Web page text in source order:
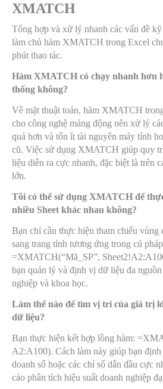
XMATCH
Tổng hợp và xử lý nhanh các vấn đề
làm chủ hàm XMATCH trong Excel
phút thao tác.
Hàm XMATCH có chạy nhanh hơn
thống không?
Về mặt thuật toán, hàm XMATCH
cho công nghệ mảng động nên xử lý
quả hơn và tốn ít tài nguyên máy tính
cũ. Việc sử dụng XMATCH giúp quy
liệu diễn ra cực nhanh, đặc biệt là trên
lớn.
Tôi có thể sử dụng XMATCH để
nhiều Sheet khác nhau không?
Bạn chỉ cần thực hiện tham chiếu vùng
sang trang tính tương ứng trong cú
=XMATCH(“Mã_SP”,
bạn quản lý và định vị dữ liệu đa
nghiệp và khoa học.
Làm thế nào để tìm vị trí của giá trị
dữ liệu?
Bạn thực hiện kết hợp lồng hàm:
A2:A100). Cách làm này giúp bạn
doanh số hoặc các chỉ số dẫn đầu cực
cáo phân tích hiệu suất doanh nghiệp